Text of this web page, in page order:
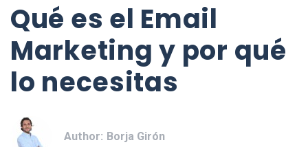
Qué es el Email
Marketing y por qué
lo necesitas
Author: Borja Girón